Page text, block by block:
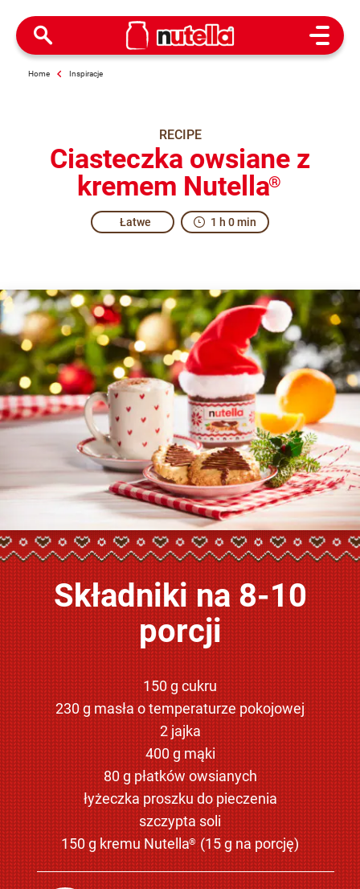
Open
Home Inspiracje
RECIPE
Ciasteczka owsiane z
kremem Nutella®
Łatwe 1 h 0 min
Składniki na 8-10
porcji
150 g cukru
230 g masła o temperaturze pokojowej
2 jajka
400 g mąki
80 g płatków owsianych
łyżeczka proszku do pieczenia
szczypta soli
150 g kremu Nutella®(15 g na porcję)